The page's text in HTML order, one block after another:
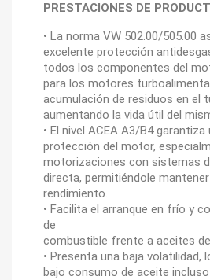
PRESTACIONES DE
• La norma VW 502.00/505.00
excelente protección
todos los componentes del
para los motores
acumulación de residuos en el
aumentando la vida útil del
• El nivel ACEA A3/B4 garantiza
protección del motor,
motorizaciones con sistemas
directa, permitiéndole
rendimiento.
• Facilita el arranque en frío y
de
combustible frente a aceites
• Presenta una baja volatilidad,
bajo consumo de aceite